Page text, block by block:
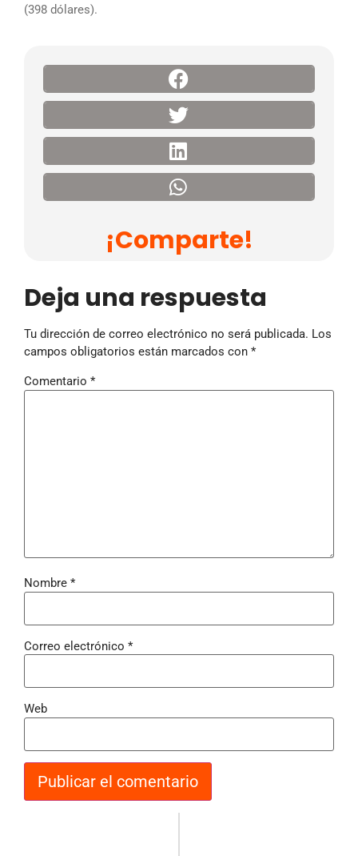
(398 dólares).
¡Comparte!
Deja una respuesta
Tu dirección de correo electrónico no será publicada. Los
campos obligatorios están marcados con *
Comentario *
Nombre *
Correo electrónico *
Web